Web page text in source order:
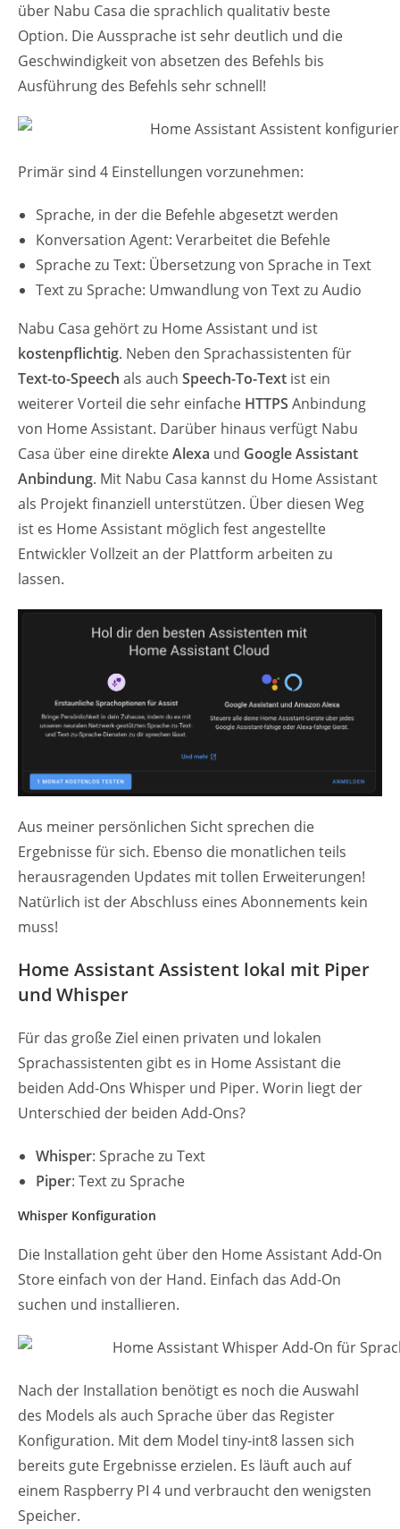
über Nabu Casa die sprachlich qualitativ beste
Option. Die Aussprache ist sehr deutlich und die
Geschwindigkeit von absetzen des Befehls bis
Ausführung des Befehls sehr schnell!
Primär sind 4 Einstellungen vorzunehmen:
Sprache, in der die Befehle abgesetzt werden
Konversation Agent: Verarbeitet die Befehle
Sprache zu Text: Übersetzung von Sprache in Text
Text zu Sprache: Umwandlung von Text zu Audio
Nabu Casa gehört zu Home Assistant und ist
kostenpflichtig. Neben den Sprachassistenten für
Text-to-Speech als auch Speech-To-Text ist ein
weiterer Vorteil die sehr einfache HTTPS Anbindung
von Home Assistant. Darüber hinaus verfügt Nabu
Casa über eine direkteAlexa und Google Assistant
Anbindung. Mit Nabu Casa kannst du Home Assistant
als Projekt finanziell unterstützen. Über diesen Weg
ist es Home Assistant möglich fest angestellte
Entwickler Vollzeit an der Plattform arbeiten zu
lassen.
Aus meiner persönlichen Sicht sprechen die
Ergebnisse für sich. Ebenso die monatlichen teils
herausragenden Updates mit tollen Erweiterungen!
Natürlich ist der Abschluss eines Abonnements kein
muss!
Home Assistant Assistent lokal mit Piper
und Whisper
Für das große Ziel einen privaten und lokalen
Sprachassistenten gibt es in Home Assistant die
beiden Add-Ons Whisper und Piper. Worin liegt der
Unterschied der beiden Add-Ons?
Whisper: Sprache zu Text
Piper: Text zu Sprache
Whisper Konfiguration
Die Installation geht über den Home Assistant Add-On
Store einfach von der Hand. Einfach das Add-On
suchen und installieren.
Nach der Installation benötigt es noch die Auswahl
des Models als auch Sprache über das Register
Konfiguration. Mit dem Model tiny-int8 lassen sich
bereits gute Ergebnisse erzielen. Es läuft auch auf
einem Raspberry PI 4 und verbraucht den wenigsten
Speicher.